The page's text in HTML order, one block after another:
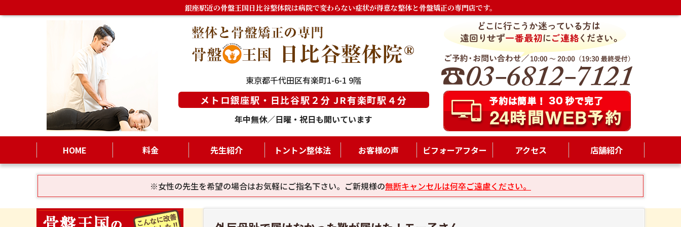
銀座駅近の骨盤王国日比谷整体院は病院で変わらない症状が得意な整体と骨盤矯正の専門店です。
東京都千代田区有楽町1-6-1 9階
メトロ銀座駅・日比谷駅２分 JR有楽町駅４分
年中無休／日曜・祝日も開いています
HOME 料金 先生紹介 トントン整体法 お客様の声 ビフォーアフター アクセス 店舗紹介
※女性の先生を希望の場合はお気軽にご指名下さい。ご新規様の無断キャンセルは何卒ご遠慮ください。